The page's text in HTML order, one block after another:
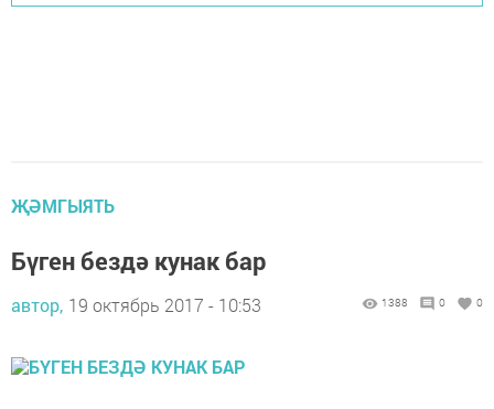
ҖӘМГЫЯТЬ
Бүген бездә кунак бар
автор, 19 октябрь 2017 - 10:53 1388 0 0